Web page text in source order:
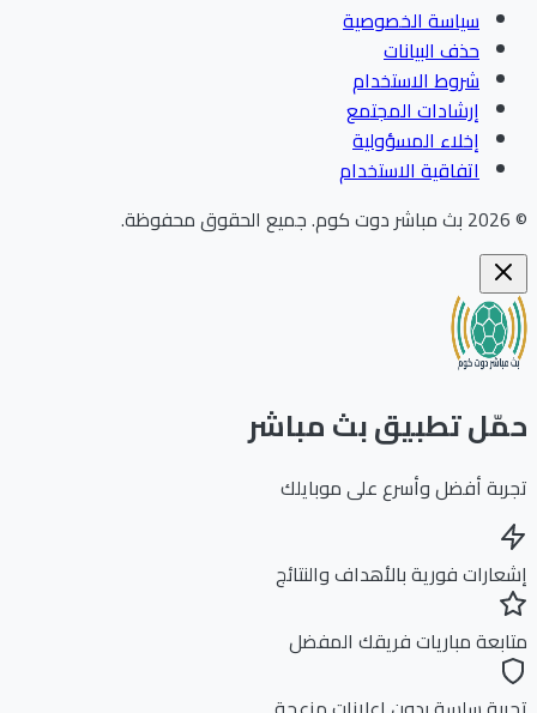
سياسة الخصوصية
حذف البيانات
شروط الاستخدام
إرشادات المجتمع
إخلاء المسؤولية
اتفاقية الاستخدام
بث مباشر دوت كوم.جميع الحقوق محفوظة.
تطبيق بث مباشر
أفضل وأسرع على موبايلك
فورية بالأهداف والنتائج
مباريات فريقك المفضل